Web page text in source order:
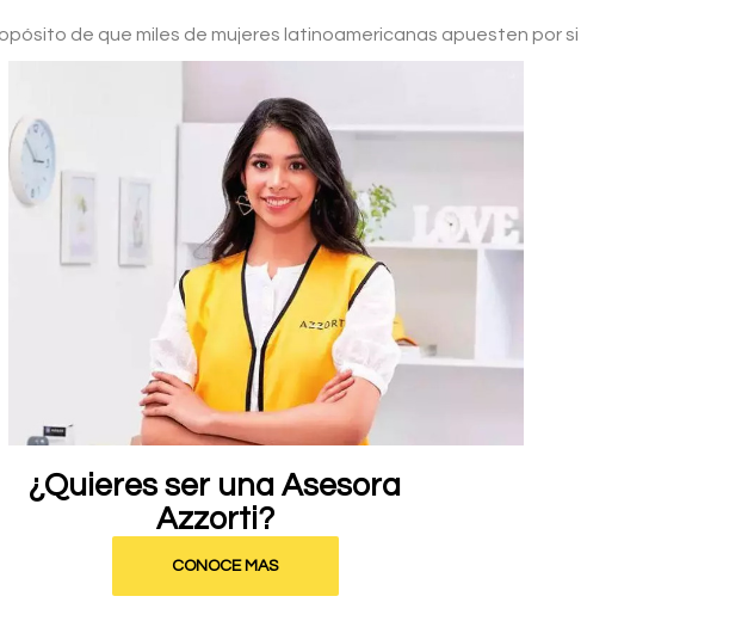
de que miles de mujeres latinoamericanas apuesten por si
¿Quieres ser una Asesora
Azzorti?
CONOCE MAS